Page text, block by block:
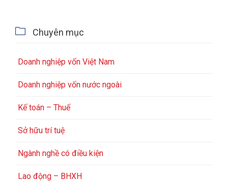
 Chuyên mục
Doanh nghiệp vốn Việt Nam
Doanh nghiệp vốn nước ngoài
Kế toán – Thuế
Sở hữu trí tuệ
Ngành nghề có điều kiện
Lao động – BHXH